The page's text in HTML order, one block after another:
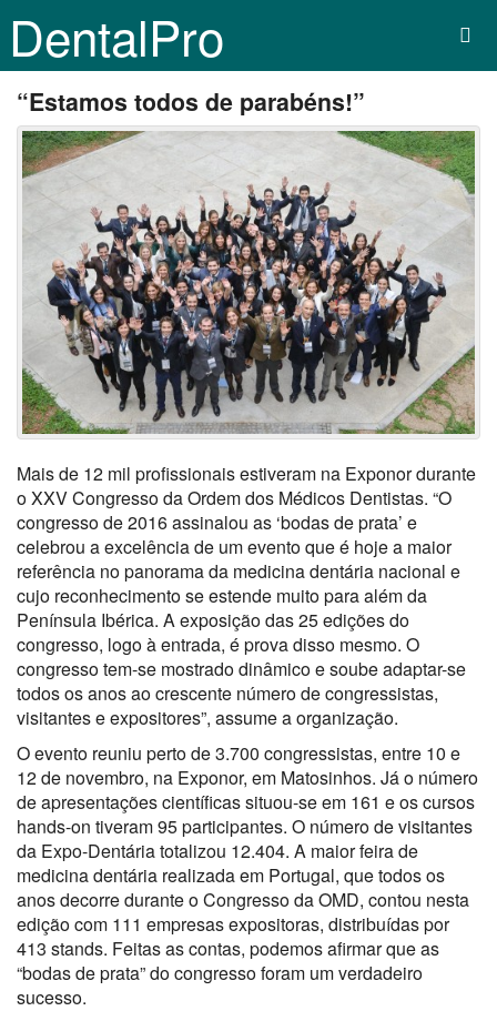
DentalPro
“Estamos todos de parabéns!”
Mais de 12 mil profissionais estiveram na Exponor durante
o XXV Congresso da Ordem dos Médicos Dentistas. “O
congresso de 2016 assinalou as ‘bodas de prata’ e
celebrou a excelência de um evento que é hoje a maior
referência no panorama da medicina dentária nacional e
cujo reconhecimento se estende muito para além da
Península Ibérica. A exposição das 25 edições do
congresso, logo à entrada, é prova disso mesmo. O
congresso tem-se mostrado dinâmico e soube adaptar-se
todos os anos ao crescente número de congressistas,
visitantes e expositores”, assume a organização.
O evento reuniu perto de 3.700 congressistas, entre 10 e
12 de novembro, na Exponor, em Matosinhos. Já o número
de apresentações científicas situou-se em 161 e os cursos
hands-on tiveram 95 participantes. O número de visitantes
da Expo-Dentária totalizou 12.404. A maior feira de
medicina dentária realizada em Portugal, que todos os
anos decorre durante o Congresso da OMD, contou nesta
edição com 111 empresas expositoras, distribuídas por
413 stands. Feitas as contas, podemos afirmar que as
“bodas de prata” do congresso foram um verdadeiro
sucesso.